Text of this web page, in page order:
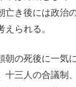
亡き後には政治
られる。
朝の死後に一気
十三人の合議制